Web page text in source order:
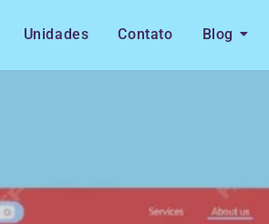
Unidades Contato Blog